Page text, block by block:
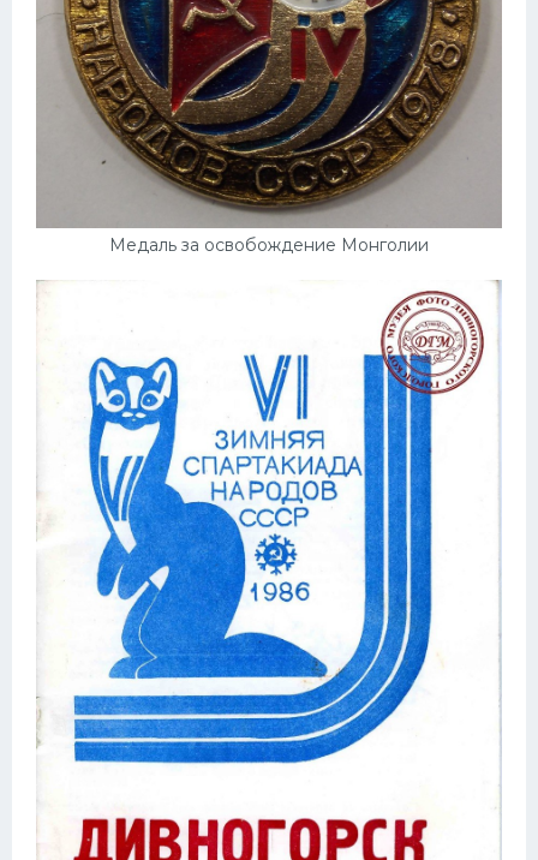
Медаль за освобождение Монголии